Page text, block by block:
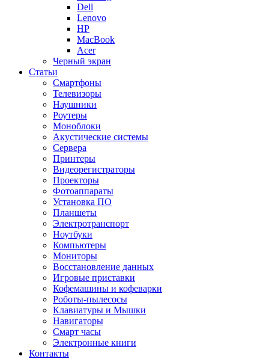
Dell
Lenovo
HP
MacBook
Acer
Черный экран
Статьи
Смартфоны
Телевизоры
Наушники
Роутеры
Моноблоки
Акустические системы
Сервера
Принтеры
Видеорегистраторы
Проекторы
Фотоаппараты
Установка ПО
Планшеты
Электротранспорт
Ноутбуки
Компьютеры
Мониторы
Восстановление данных
Игровые приставки
Кофемашины и кофеварки
Роботы-пылесосы
Клавиатуры и Мышки
Навигаторы
Смарт часы
Электронные книги
Контакты